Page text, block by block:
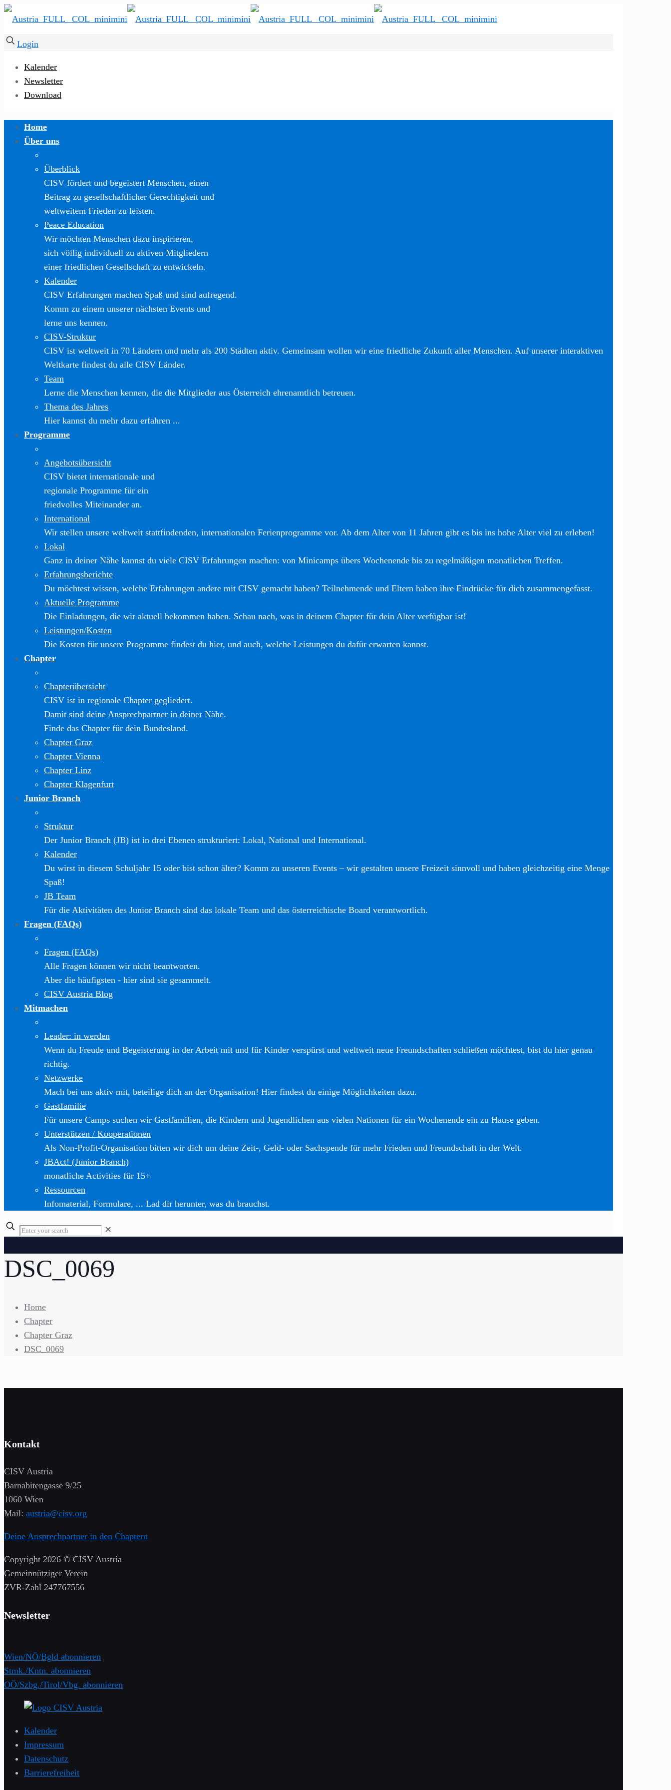
Login
Kalender
Newsletter
Download
Home
Über uns
Überblick
CISV fördert und begeistert Menschen, einen
Beitrag zu gesellschaftlicher Gerechtigkeit und
weltweitem Frieden zu leisten.
Peace Education
Wir möchten Menschen dazu inspirieren,
sich völlig individuell zu aktiven Mitgliedern
einer friedlichen Gesellschaft zu entwickeln.
Kalender
CISV Erfahrungen machen Spaß und sind aufregend.
Komm zu einem unserer nächsten Events und
lerne uns kennen.
CISV-Struktur
CISV ist weltweit in 70 Ländern und mehr als 200 Städten aktiv. Gemeinsam wollen wir eine friedliche Zukunft aller Menschen. Auf unserer interaktiven
Weltkarte findest du alle CISV Länder.
Team
Lerne die Menschen kennen, die die Mitglieder aus Österreich ehrenamtlich betreuen.
Thema des Jahres
Hier kannst du mehr dazu erfahren ...
Programme
Angebotsübersicht
CISV bietet internationale und
regionale Programme für ein
friedvolles Miteinander an.
International
Wir stellen unsere weltweit stattfindenden, internationalen Ferienprogramme vor. Ab dem Alter von 11 Jahren gibt es bis ins hohe Alter viel zu erleben!
Lokal
Ganz in deiner Nähe kannst du viele CISV Erfahrungen machen: von Minicamps übers Wochenende bis zu regelmäßigen monatlichen Treffen.
Erfahrungsberichte
Du möchtest wissen, welche Erfahrungen andere mit CISV gemacht haben? Teilnehmende und Eltern haben ihre Eindrücke für dich zusammengefasst.
Aktuelle Programme
Die Einladungen, die wir aktuell bekommen haben. Schau nach, was in deinem Chapter für dein Alter verfügbar ist!
Leistungen/Kosten
Die Kosten für unsere Programme findest du hier, und auch, welche Leistungen du dafür erwarten kannst.
Chapter
Chapterübersicht
CISV ist in regionale Chapter gegliedert.
Damit sind deine Ansprechpartner in deiner Nähe.
Finde das Chapter für dein Bundesland.
Chapter Graz
Chapter Vienna
Chapter Linz
Chapter Klagenfurt
Junior Branch
Struktur
Der Junior Branch (JB) ist in drei Ebenen strukturiert: Lokal, National und International.
Kalender
Du wirst in diesem Schuljahr 15 oder bist schon älter? Komm zu unseren Events – wir gestalten unsere Freizeit sinnvoll und haben gleichzeitig eine Menge
Spaß!
JB Team
Für die Aktivitäten des Junior Branch sind das lokale Team und das österreichische Board verantwortlich.
Fragen (FAQs)
Fragen (FAQs)
Alle Fragen können wir nicht beantworten.
Aber die häufigsten - hier sind sie gesammelt.
CISV Austria Blog
Mitmachen
Leader: in werden
Wenn du Freude und Begeisterung in der Arbeit mit und für Kinder verspürst und weltweit neue Freundschaften schließen möchtest, bist du hier genau
richtig.
Netzwerke
Mach bei uns aktiv mit, beteilige dich an der Organisation! Hier findest du einige Möglichkeiten dazu.
Gastfamilie
Für unsere Camps suchen wir Gastfamilien, die Kindern und Jugendlichen aus vielen Nationen für ein Wochenende ein zu Hause geben.
Unterstützen / Kooperationen
Als Non-Profit-Organisation bitten wir dich um deine Zeit-, Geld- oder Sachspende für mehr Frieden und Freundschaft in der Welt.
JBAct! (Junior Branch)
monatliche Activities für 15+
Ressourcen
Infomaterial, Formulare, ... Lad dir herunter, was du brauchst.
✕
DSC_0069
Home
Chapter
Chapter Graz
DSC_0069
Kontakt
CISV Austria
Barnabitengasse 9/25
1060 Wien
Mail: austria@cisv.org
Deine Ansprechpartner in den Chaptern
Copyright 2026 © CISV Austria
Gemeinnütziger Verein
​ZVR-Zahl 247767556
Newsletter
Wien/NÖ/Bgld abonnieren
Stmk./Kntn. abonnieren
OÖ/Szbg./Tirol/Vbg. abonnieren
Kalender
Impressum
Datenschutz
Barrierefreiheit